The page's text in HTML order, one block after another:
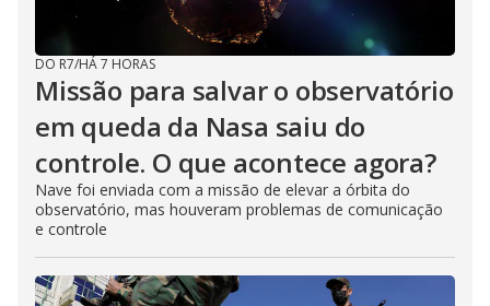
DO R7/HÁ 7 HORAS
Missão para salvar o observatório
em queda da Nasa saiu do
controle. O que acontece agora?
Nave foi enviada com a missão de elevar a órbita do
observatório, mas houveram problemas de comunicação
e controle